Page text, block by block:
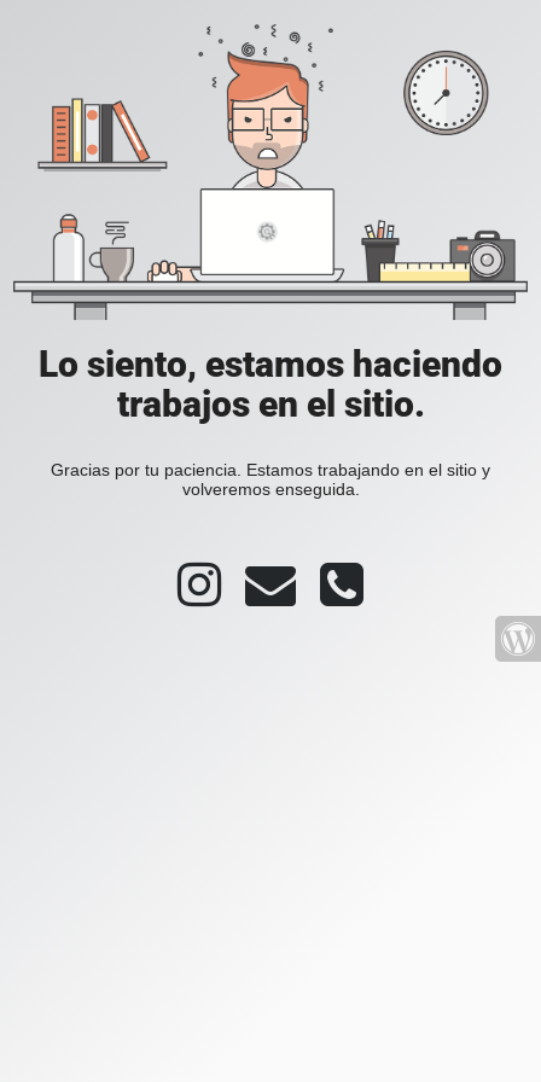
Lo siento, estamos haciendo
trabajos en el sitio.
Gracias por tu paciencia. Estamos trabajando en el sitio y
volveremos enseguida.